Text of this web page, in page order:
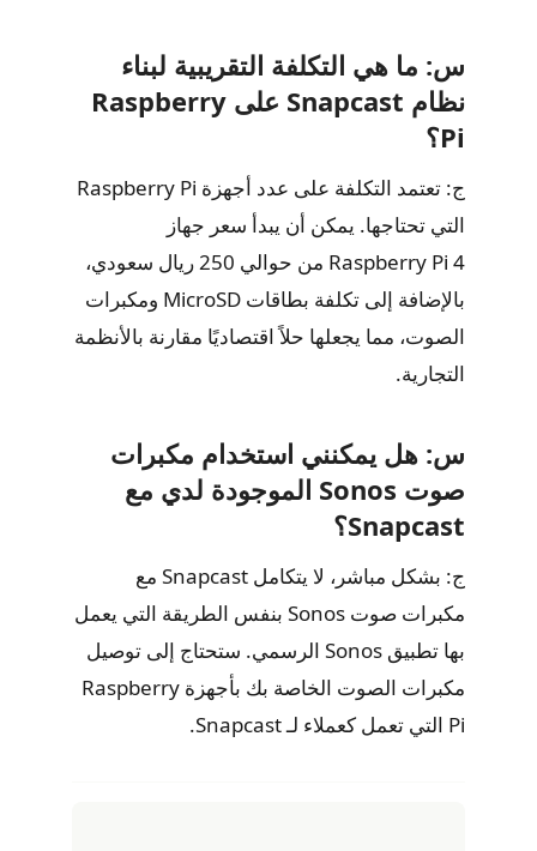
س: ما هي التكلفة التقريبية لبناء
نظام Snapcast على Raspberry
Pi؟
ج: تعتمد التكلفة على عدد أجهزة Raspberry Pi
التي تحتاجها. يمكن أن يبدأ سعر جهاز
Raspberry Pi 4 من حوالي 250 ريال سعودي،
بالإضافة إلى تكلفة بطاقات MicroSD ومكبرات
الصوت، مما يجعلها حلاً اقتصاديًا مقارنة بالأنظمة
التجارية.
س: هل يمكنني استخدام مكبرات
صوت Sonos الموجودة لدي مع
Snapcast؟
ج: بشكل مباشر، لا يتكامل Snapcast مع
مكبرات صوت Sonos بنفس الطريقة التي يعمل
بها تطبيق Sonos الرسمي. ستحتاج إلى توصيل
مكبرات الصوت الخاصة بك بأجهزة Raspberry
Pi التي تعمل كعملاء لـ Snapcast.